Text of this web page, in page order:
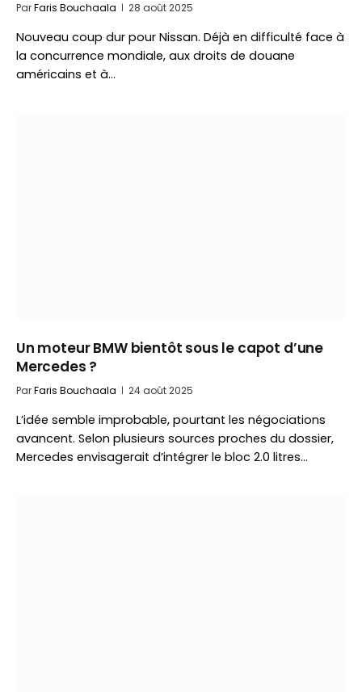
ParFaris Bouchaala 28 août 2025
Nouveau coup dur pour Nissan. Déjà en difficulté face à
la concurrence mondiale, aux droits de douane
américains et à…
Un moteur BMW bientôt sous le capot d’une
Mercedes ?
ParFaris Bouchaala 24 août 2025
L’idée semble improbable, pourtant les négociations
avancent. Selon plusieurs sources proches du dossier,
Mercedes envisagerait d’intégrer le bloc 2.0 litres…